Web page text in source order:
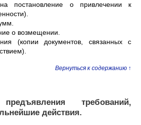
постановление о привлечении к
о возмещении.
(копии документов, связанных с
Вернуться к содержанию ↑
требований,
действия.